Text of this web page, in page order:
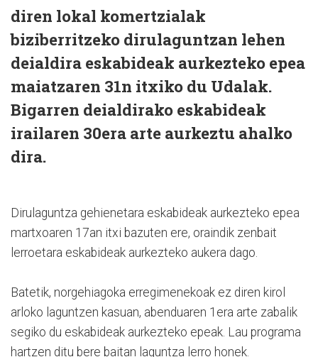
diren lokal komertzialak
biziberritzeko dirulaguntzan lehen
deialdira eskabideak aurkezteko epea
maiatzaren 31n itxiko du Udalak.
Bigarren deialdirako eskabideak
irailaren 30era arte aurkeztu ahalko
dira.
Dirulaguntza gehienetara eskabideak aurkezteko epea
martxoaren 17an itxi bazuten ere, oraindik zenbait
lerroetara eskabideak aurkezteko aukera dago.
Batetik, norgehiagoka erregimenekoak ez diren kirol
arloko laguntzen kasuan, abenduaren 1era arte zabalik
segiko du eskabideak aurkezteko epeak. Lau programa
hartzen ditu bere baitan laguntza lerro honek.